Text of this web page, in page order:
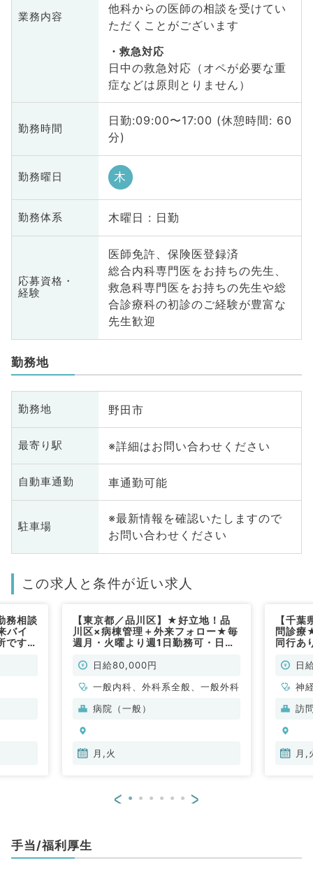
業務内容
他科からの医師の相談を受けてい
ただくことがございます
救急対応
日中の救急対応（オペが必要な重
症などは原則とりません）
勤務時間
日勤:09:00〜17:00 (休憩時間: 60
分)
勤務曜日 木
勤務体系 木曜日 : 日勤
応募資格・
経験
医師免許、保険医登録済
総合内科専門医をお持ちの先生、
救急科専門医をお持ちの先生や総
合診療科の初診のご経験が豊富な
先生歓迎
勤務地
勤務地 野田市
最寄り駅 ※詳細はお問い合わせください
自動車通勤 車通勤可能
駐車場
※最新情報を確認いたしますので
お問い合わせください
この求人と条件が近い求人
務相談
バイ
です
【東京都／品川区】★好立地！品
川区×病棟管理＋外来フォロー★毎
週月・火曜より週1日勤務可・日給
目不問（内科系・外科系／非常勤）
日給80,000円
一般内科、外科系全般、一般外科
病院（一般）
月,火
【千
問診療
同行あ
／非常
日
神
科
訪
月,
< >
手当/福利厚生